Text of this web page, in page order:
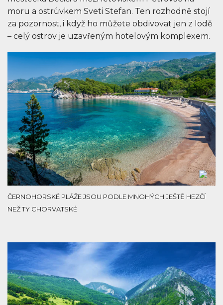
moru a ostrůvkem Sveti Stefan. Ten rozhodně stojí
za pozornost, i když ho můžete obdivovat jen z lodě
– celý ostrov je uzavřeným hotelovým komplexem.
ČERNOHORSKÉ PLÁŽE JSOU PODLE MNOHÝCH JEŠTĚ HEZČÍ
NEŽ TY CHORVATSKÉ